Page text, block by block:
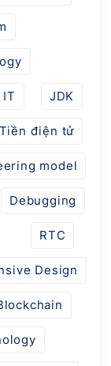
IT JDK
Tiền điện tử
model
Debugging
RTC
Design